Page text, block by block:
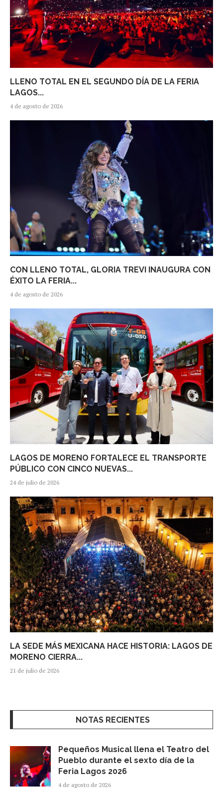
LLENO TOTAL EN EL SEGUNDO DÍA DE LA FERIA
LAGOS...
4 de agosto de 2026
CON LLENO TOTAL, GLORIA TREVI INAUGURA CON
ÉXITO LA FERIA...
4 de agosto de 2026
LAGOS DE MORENO FORTALECE EL TRANSPORTE
PÚBLICO CON CINCO NUEVAS...
24 de julio de 2026
LA SEDE MÁS MEXICANA HACE HISTORIA: LAGOS DE
MORENO CIERRA...
21 de julio de 2026
NOTAS RECIENTES
Pequeños Musical llena el Teatro del
Pueblo durante el sexto día de la
Feria Lagos 2026
4 de agosto de 2026